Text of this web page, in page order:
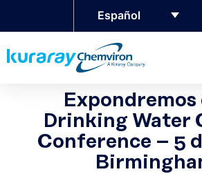
Español
Expondremos
Drinking Water
Conference – 5